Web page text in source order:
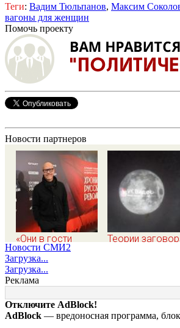
Теги: Вадим Тюльпанов, Максим
вагоны для женщин
Помочь проекту
Новости партнеров
«Они в гости
вдвоем ходят»:
известная
журналистка
подтвердила роман
Бондарчука и
Исаковой
Теории
NASA
Новости СМИ2
Загрузка...
Загрузка...
Реклама
Отключите AdBlock!
AdBlock — вредоносная программа,